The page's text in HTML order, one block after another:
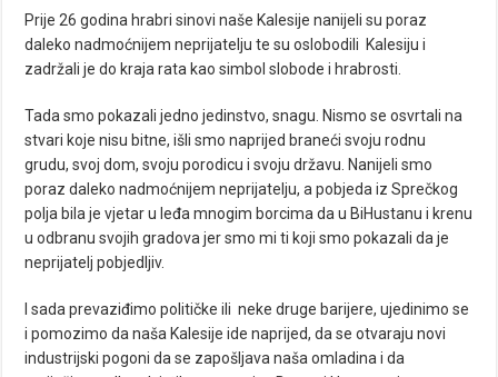
Prije 26 godina hrabri sinovi naše Kalesije nanijeli su poraz
daleko nadmoćnijem neprijatelju te su oslobodili Kalesiju i
zadržali je do kraja rata kao simbol slobode i hrabrosti.
Tada smo pokazali jedno jedinstvo, snagu. Nismo se osvrtali na
stvari koje nisu bitne, išli smo naprijed braneći svoju rodnu
grudu, svoj dom, svoju porodicu i svoju državu. Nanijeli smo
poraz daleko nadmoćnijem neprijatelju, a pobjeda iz Sprečkog
polja bila je vjetar u leđa mnogim borcima da u BiHustanu i krenu
u odbranu svojih gradova jer smo mi ti koji smo pokazali da je
neprijatelj pobjedljiv.
I sada prevaziđimo političke ili neke druge barijere, ujedinimo se
i pomozimo da naša Kalesije ide naprijed, da se otvaraju novi
industrijski pogoni da se zapošljava naša omladina i da